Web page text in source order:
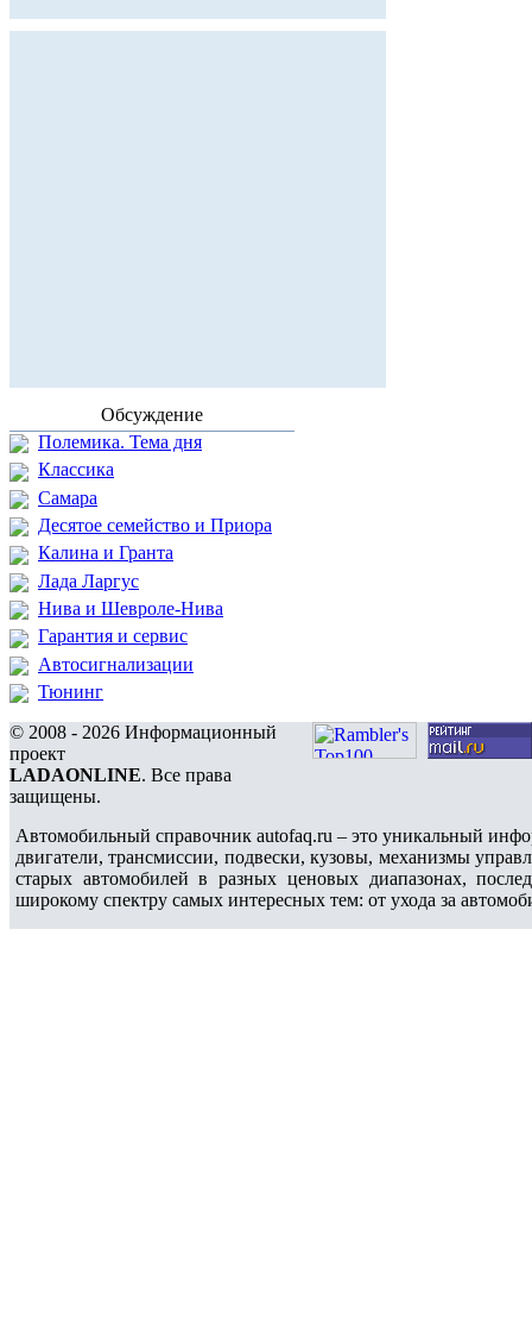
Обсуждение
Полемика. Тема дня
Классика
Самара
Десятое семейство и Приора
Калина и Гранта
Лада Ларгус
Нива и Шевроле-Нива
Гарантия и сервис
Автосигнализации
Тюнинг
© 2008 - 2026 Информационный
проект
LADAONLINE. Все права
защищены.
Автомобильный справочник autofaq.ru – это уникальный
двигатели, трансмиссии, подвески, кузовы, механизмы
старых автомобилей в разных ценовых диапазонах,
широкому спектру самых интересных тем: от ухода за